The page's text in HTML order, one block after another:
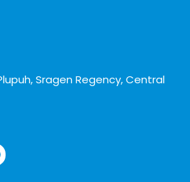
Sragen Regency, Central